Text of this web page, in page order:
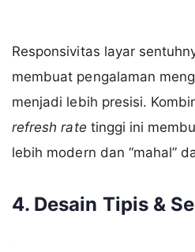
Responsivitas layar
membuat pengalaman
menjadi lebih presisi.
refresh rate tinggi ini
lebih modern dan “mahal”
4. Desain Tipis &